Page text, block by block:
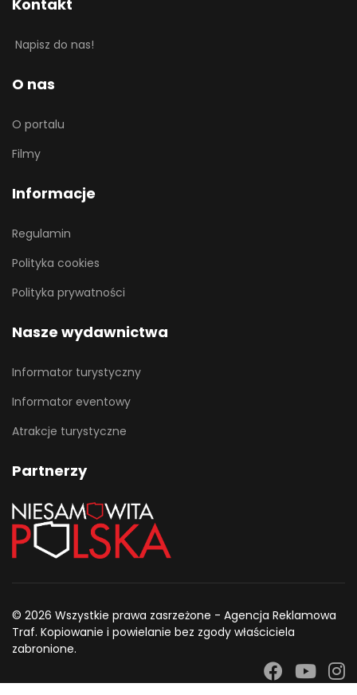
Kontakt
Napisz do nas!
O nas
O portalu
Filmy
Informacje
Regulamin
Polityka cookies
Polityka prywatności
Nasze wydawnictwa
Informator turystyczny
Informator eventowy
Atrakcje turystyczne
Partnerzy
© 2026 Wszystkie prawa zasrzeżone - Agencja Reklamowa
Traf. Kopiowanie i powielanie bez zgody właściciela
zabronione.